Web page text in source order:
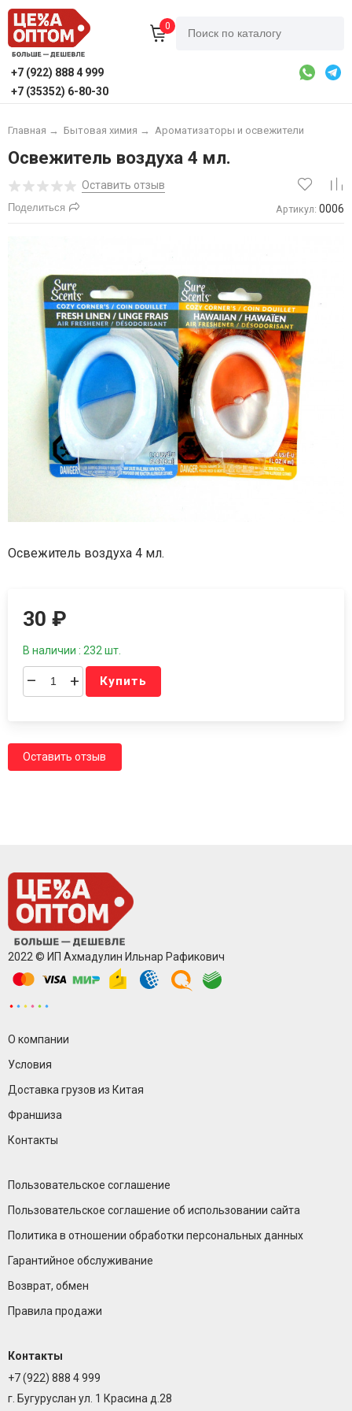
0
+7 (922) 888 4 999
+7 (35352) 6-80-30
Главная → Бытовая химия → Ароматизаторы и освежители
Освежитель воздуха 4 мл.
Оставить отзыв
Поделиться Артикул: 0006
Освежитель воздуха 4 мл.
30₽
В наличии : 232 шт.
– + Купить
Оставить отзыв
2022 © ИП Ахмадулин Ильнар Рафикович
О компании
Условия
Доставка грузов из Китая
Франшиза
Контакты
Пользовательское соглашение
Пользовательское соглашение об использовании сайта
Политика в отношении обработки персональных данных
Гарантийное обслуживание
Возврат, обмен
Правила продажи
Контакты
+7 (922) 888 4 999
г. Бугуруслан ул. 1 Красина д.28